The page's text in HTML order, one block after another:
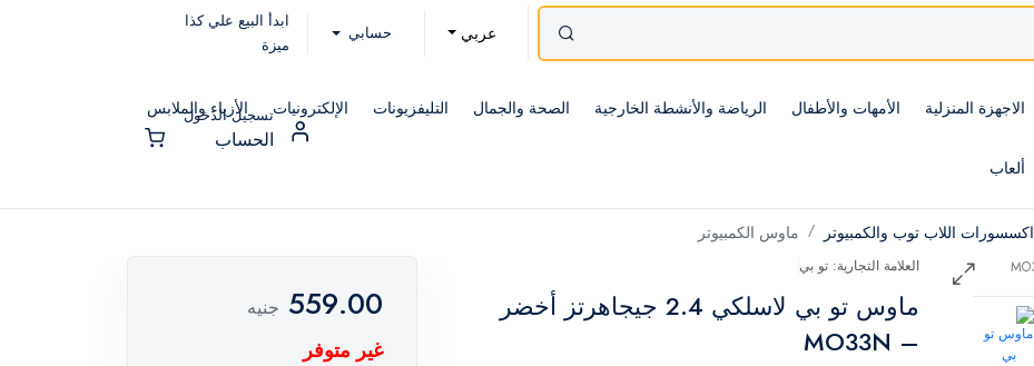
عربي حسابي
ابدأ البيع علي كذا
ميزة
الاجهزة المنزلية الأمهات والأطفال الرياضة والأنشطة الخارجية الصحة والجمال التليفزيونات الإلكترونيات الأزياء والملابس
ألعاب
تسجيل الدخول
الحساب
اكسسورات اللاب توب والكمبيوتر ماوس الكمبيوتر
العلامة التجارية: تو بي
ماوس تو بي لاسلكي 2.4 جيجاهرتز أخضر
– MO33N
559.00 جنيه
غير متوفر